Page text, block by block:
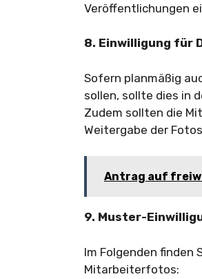
Veröffentlichungen
8. Einwilligung für
Sofern planmäßig
sollen, sollte dies in
Zudem sollten die
Weitergabe der
Antrag auf
9. Muster-
Im Folgenden finden
Mitarbeiterfotos: